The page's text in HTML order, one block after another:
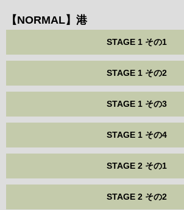
【NORMAL】港
STAGE 1 その1
STAGE 1 その2
STAGE 1 その3
STAGE 1 その4
STAGE 2 その1
STAGE 2 その2